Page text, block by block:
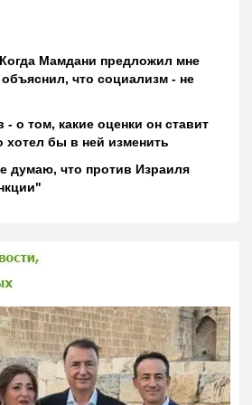
Мамдани предложил мне
что социализм - не
о том, какие оценки он ставит
хотел бы в ней изменить
думаю, что против Израиля